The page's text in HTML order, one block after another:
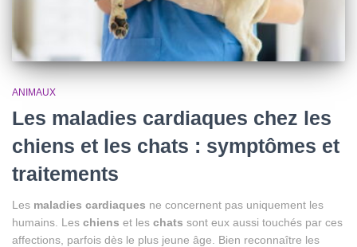
ANIMAUX
Les maladies cardiaques chez les
chiens et les chats : symptômes et
traitements
Les maladies cardiaques ne concernent pas uniquement les
humains. Les chiens et les chats sont eux aussi touchés par ces
affections, parfois dès le plus jeune âge. Bien reconnaître les